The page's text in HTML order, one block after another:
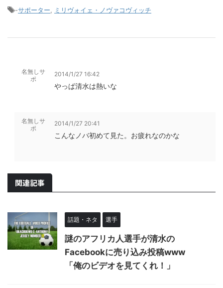
-サポーター ミリヴォイェ・ノヴァコヴィッチ
名無しサ
ポ
2014/1/27 16:42
やっぱ清水は熱いな
名無しサ
ポ
2014/1/27 20:41
こんなノバ初めて見た。お疲れなのかな
関連記事
話題・ネタ 選手
謎のアフリカ人選手が清水の
Facebookに売り込み投稿www
「俺のビデオを見てくれ！」